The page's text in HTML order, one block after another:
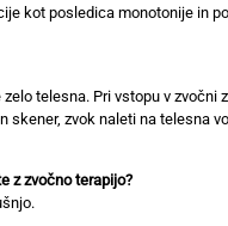
kot posledica monotonije in
telesna. Pri vstopu v zvočni
skener, zvok naleti na telesna
z zvočno terapijo?